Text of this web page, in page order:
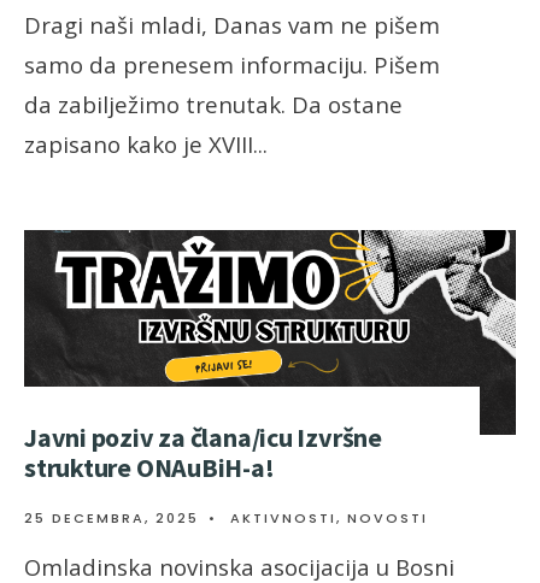
Dragi naši mladi, Danas vam ne pišem
samo da prenesem informaciju. Pišem
da zabilježimo trenutak. Da ostane
zapisano kako je XVIII...
Javni poziv za člana/icu Izvršne
strukture ONAuBiH-a!
25 DECEMBRA, 2025 • AKTIVNOSTI, NOVOSTI
Omladinska novinska asocijacija u Bosni